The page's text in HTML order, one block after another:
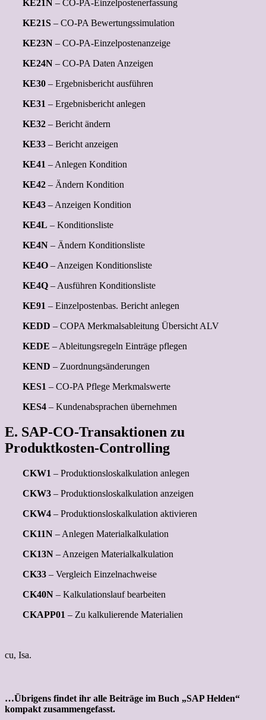
KE21N – CO-PA-Einzelpostenerfassung
KE21S – CO-PA Bewertungssimulation
KE23N – CO-PA-Einzelpostenanzeige
KE24N – CO-PA Daten Anzeigen
KE30 – Ergebnisbericht ausführen
KE31 – Ergebnisbericht anlegen
KE32 – Bericht ändern
KE33 – Bericht anzeigen
KE41 – Anlegen Kondition
KE42 – Ändern Kondition
KE43 – Anzeigen Kondition
KE4L – Konditionsliste
KE4N – Ändern Konditionsliste
KE4O – Anzeigen Konditionsliste
KE4Q – Ausführen Konditionsliste
KE91 – Einzelpostenbas. Bericht anlegen
KEDD – COPA Merkmalsableitung Übersicht ALV
KEDE – Ableitungsregeln Einträge pflegen
KEND – Zuordnungsänderungen
KES1 – CO-PA Pflege Merkmalswerte
KES4 – Kundenabsprachen übernehmen
E. SAP-CO-Transaktionen zu
Produktkosten-Controlling
CKW1 – Produktionsloskalkulation anlegen
CKW3 – Produktionsloskalkulation anzeigen
CKW4 – Produktionsloskalkulation aktivieren
CK11N – Anlegen Materialkalkulation
CK13N – Anzeigen Materialkalkulation
CK33 – Vergleich Einzelnachweise
CK40N – Kalkulationslauf bearbeiten
CKAPP01 – Zu kalkulierende Materialien
cu, Isa.
…Übrigens findet ihr alle Beiträge im Buch „SAP Helden“
kompakt zusammengefasst.